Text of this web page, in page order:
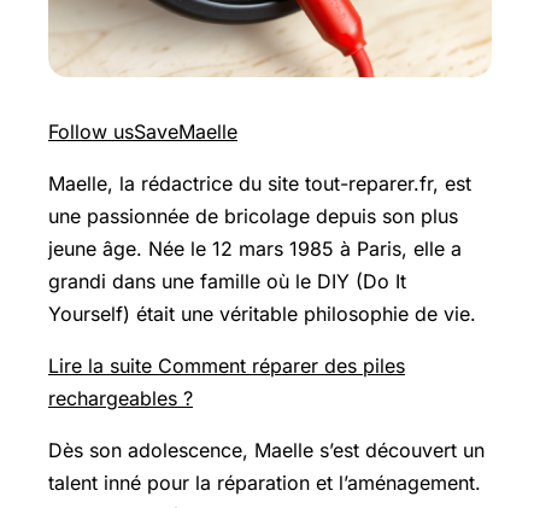
Follow usSaveMaelle
Maelle, la rédactrice du site tout-reparer.fr, est
une passionnée de bricolage depuis son plus
jeune âge. Née le 12 mars 1985 à Paris, elle a
grandi dans une famille où le DIY (Do It
Yourself) était une véritable philosophie de vie.
Lire la suite Comment réparer des piles
rechargeables ?
Dès son adolescence, Maelle s’est découvert un
talent inné pour la réparation et l’aménagement.